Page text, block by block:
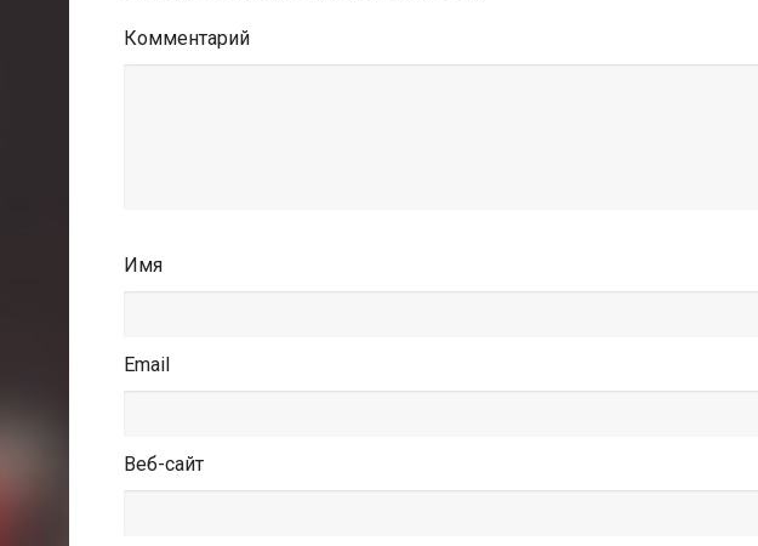
Комментарий
Имя
Email
Веб-сайт